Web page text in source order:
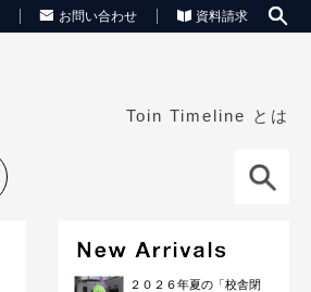
お問い合わせ 資料請求
Toin Timeline とは
２０２６年夏の「校舎閉